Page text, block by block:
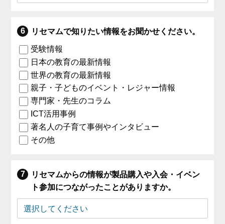
リセマムで知りたい情報をお聞かせください。
受験情報
日本の教育の最新情報
世界の教育の最新情報
親子・子どものイベント・レジャー情報
専門家・先生のコラム
ICT活用事例
著名人の子育て事例やインタビュー
その他
リセマムからの情報が製品購入や入会・イベン
ト参加につながったことがありますか。